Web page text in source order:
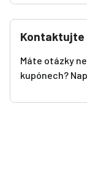
Kontaktujte
Máte otázky
kupónech?